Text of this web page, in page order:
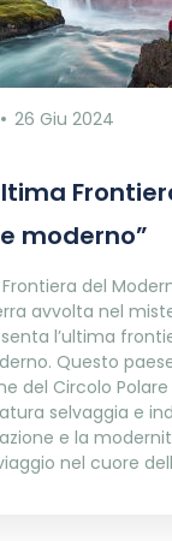
26 Giu 2024
moderno”
del
avvolta nel
l’ultima
Questo
del Circolo
selvaggia e
e la
nel cuore